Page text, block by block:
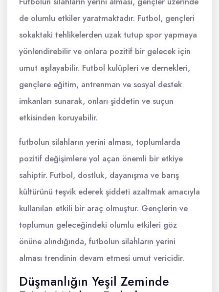
de olumlu etkiler yaratmaktadır. Futbol, gençleri
sokaktaki tehlikelerden uzak tutup spor yapmaya
yönlendirebilir ve onlara pozitif bir gelecek için
umut aşılayabilir. Futbol kulüpleri ve dernekleri,
gençlere eğitim, antrenman ve sosyal destek
imkanları sunarak, onları şiddetin ve suçun
etkisinden koruyabilir.
futbolun silahların yerini alması, toplumlarda
pozitif değişimlere yol açan önemli bir etkiye
sahiptir. Futbol, dostluk, dayanışma ve barış
kültürünü teşvik ederek şiddeti azaltmak amacıyla
kullanılan etkili bir araç olmuştur. Gençlerin ve
toplumun geleceğindeki olumlu etkileri göz
önüne alındığında, futbolun silahların yerini
alması trendinin devam etmesi umut vericidir.
Düşmanlığın Yeşil Zeminde